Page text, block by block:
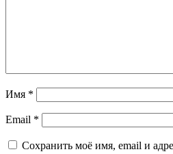
Имя *
Email *
Сохранить моё имя, email и